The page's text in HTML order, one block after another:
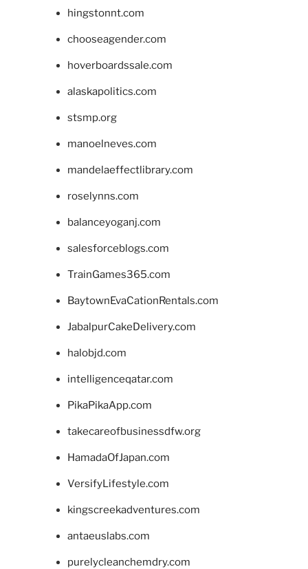
hingstonnt.com
chooseagender.com
hoverboardssale.com
alaskapolitics.com
stsmp.org
manoelneves.com
mandelaeffectlibrary.com
roselynns.com
balanceyoganj.com
salesforceblogs.com
TrainGames365.com
BaytownEvaCationRentals.com
JabalpurCakeDelivery.com
halobjd.com
intelligenceqatar.com
PikaPikaApp.com
takecareofbusinessdfw.org
HamadaOfJapan.com
VersifyLifestyle.com
kingscreekadventures.com
antaeuslabs.com
purelycleanchemdry.com